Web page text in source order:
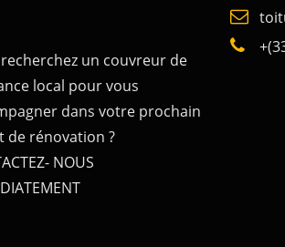
un couvreur de
local pour vous
dans votre prochain
de rénovation ?
NOUS